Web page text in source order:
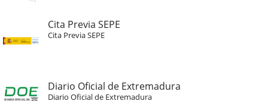
Cita Previa SEPE
Cita Previa SEPE
Diario Oficial de Extremadura
Diario Oficial de Extremadura